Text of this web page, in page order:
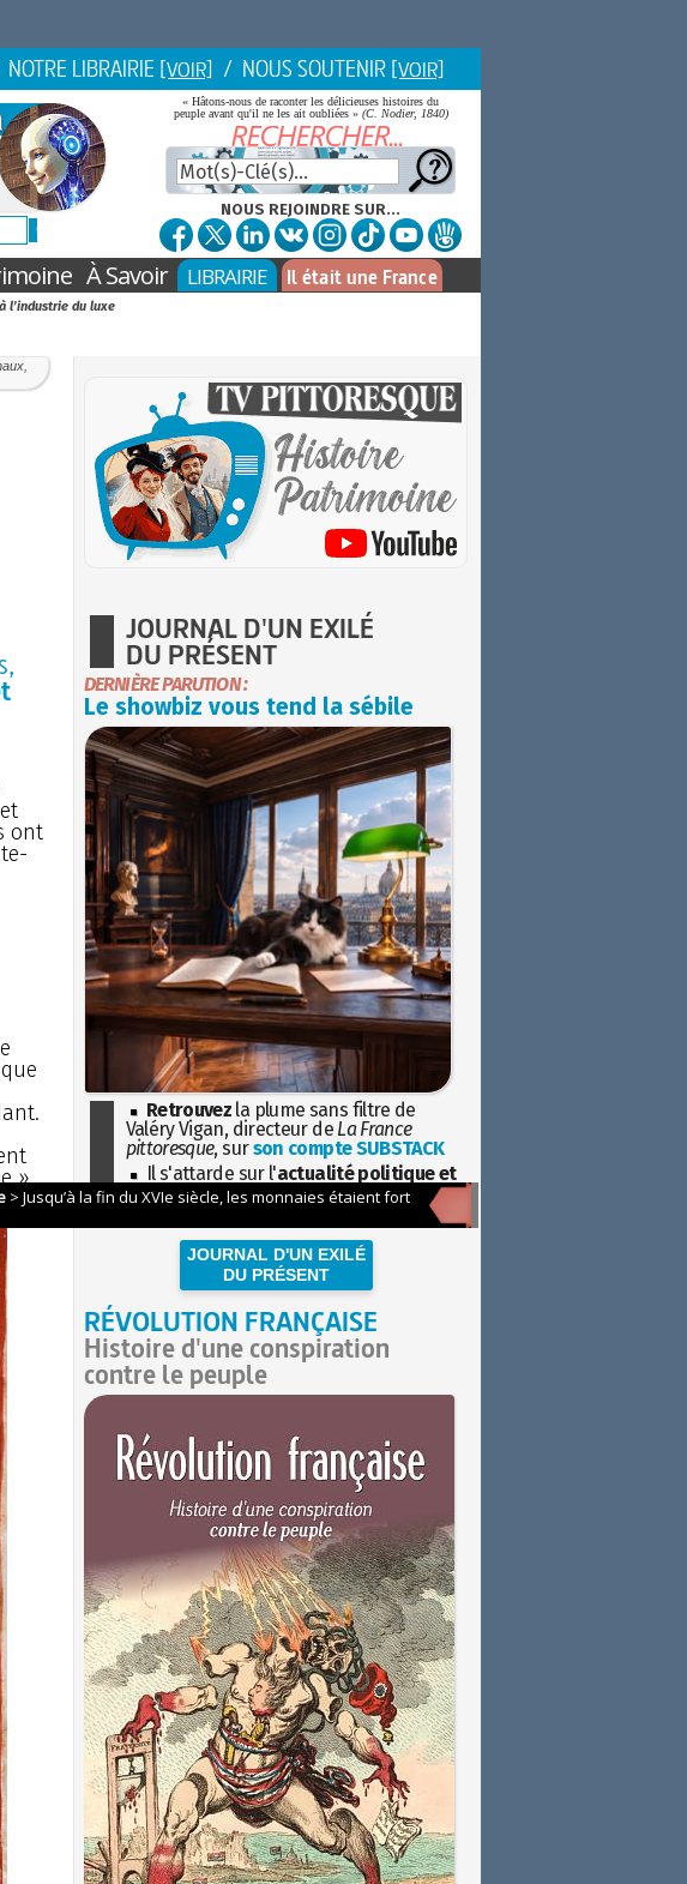
LIBRAIRIE [VOIR] / NOUS SOUTENIR [VOIR]
« Hâtons-nous de raconter les délicieuses histoires du
peuple avant qu'il ne les ait oubliées » (C. Nodier, 1840)
NOUS REJOINDRE SUR...
À Savoir LIBRAIRIE Il était une France
l’industrie du luxe
ont
».
JOURNAL D'UN EXILÉ
DU PRÉSENT
DERNIÈRE PARUTION :
Le showbiz vous tend la sébile
Retrouvez la plume sans filtre de
Valéry Vigan, directeur de La France
pittoresque, surson compte SUBSTACK
Il s'attarde sur l'actualité politique et
sociétaleavec la hauteur de vue de
JOURNAL D'UN EXILÉ
DU PRÉSENT
RÉVOLUTION FRANÇAISE
Histoire d'une conspiration
contre le peuple